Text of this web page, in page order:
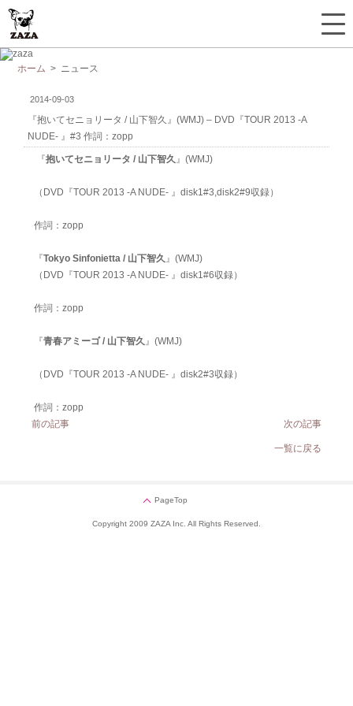
ホーム > ニュース
2014-09-03
『抱いてセニョリータ / 山下智久』(WMJ) – DVD『TOUR 2013 -A
NUDE- 』#3 作詞：zopp
『抱いてセニョリータ / 山下智久』(WMJ)
（DVD『TOUR 2013 -A NUDE- 』disk1#3,disk2#9収録）
作詞：zopp
『Tokyo Sinfonietta / 山下智久』(WMJ)
（ DVD『TOUR 2013 -A NUDE- 』disk1#6収録）
作詞：zopp
『青春アミーゴ/ 山下智久』(WMJ)
（ DVD『TOUR 2013 -A NUDE- 』disk2#3収録）
作詞：zopp
前の記事
次の記事
一覧に戻る
PageTop
Copyright 2009 ZAZA Inc. All Rights Reserved.